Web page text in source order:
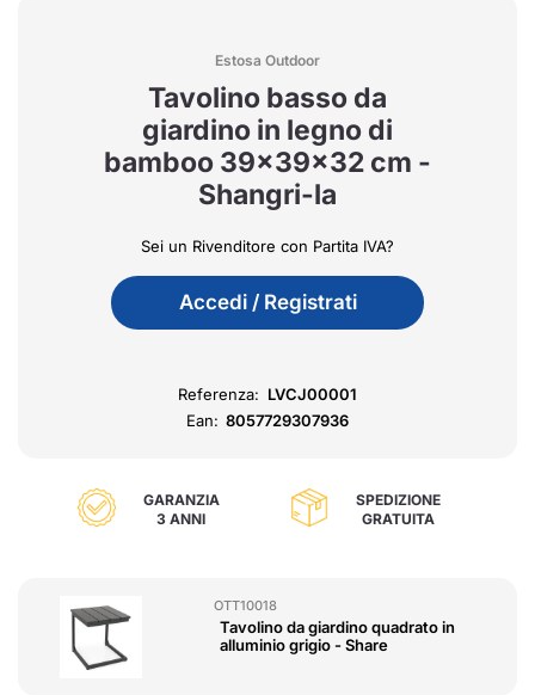
Estosa Outdoor
Tavolino basso da
giardino in legno di
bamboo 39x39x32 cm -
Shangri-la
Sei un Rivenditore con Partita IVA?
Accedi / Registrati
Referenza: LVCJ00001
Ean: 8057729307936
GARANZIA
3 ANNI
SPEDIZIONE
GRATUITA
OTT10018
Tavolino da giardino quadrato in
alluminio grigio - Share